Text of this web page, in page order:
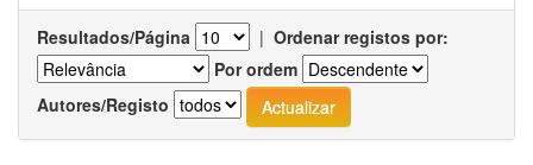
Resultados/Página | Ordenar registos por:
Por ordem
Autores/Registo